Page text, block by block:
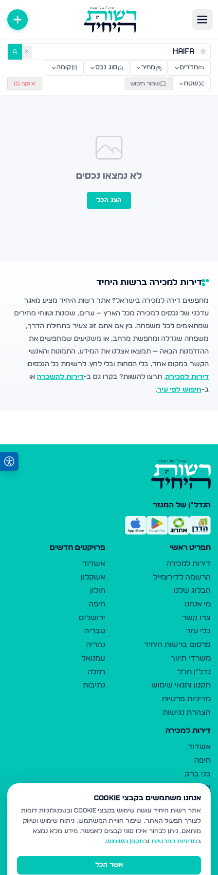
דירות למכירה ולהשכרה — רשות היחיד ✕
חדרים מחיר סוג נכס קומה
שטח שמור חיפוש נקה ( 1
)
לא נמצאו נכסים
הצג הכל
דירות למכירה ברשות היחיד
מחפשים דירה למכירה בישראל? אתר רשות היחיד מציע מאגר
עדכני של נכסים למכירה מכל הארץ — ערים, שכונות וטווחי מחירים
שמתאימים לכל משפחה. בין אם אתם זוג צעיר בתחילת הדרך,
משפחה שגדלה ומחפשת מרחב, או משקיעים שמחפשים את
ההזדמנות הבאה — תמצאו אצלנו את המידע, התמונות והאנשי
הקשר במקום אחד, בלי הסחות ובלי לחץ. לרשימת כל הנכסים:
דירות למכירה. תרצו להשוות? בקרו גם ב-דירות להשכרה או
ב-חיפוש לפי עיר.
הנדל"ן של המגזר
תפריט ראשי
דירות למכירה
הרשמה לדירומייל
הבלוג שלנו
מי אנחנו
צרו קשר
כלי עזר
פרסום ברשות היחיד
משרדי תיווך
נדל"ן חו"ל
תקנון ותנאי שימוש
מדיניות פרטיות
הצהרת נגישות
פרויקטים חדשים
אשדוד
אשקלון
חולון
חיפה
ירושלים
טבריה
נהריה
עמנואל
רמלה
נתיבות
דירות למכירה
אשדוד
חיפה
בני ברק
ירושלים
אלעד
גבעת זאב
בית שמש
רכסים
מודיעין עילית
אנחנו משתמשים בקבצי Cookie
אתר רשות היחיד עושה שימוש בקבצי Cookie ובטכנולוגיות דומות
לצורך תפעול האתר, שיפור חוויית המשתמש, ניתוח שימוש ושיווק
מותאם. ניתן לבחור אילו סוגי קבצים לאפשר. מידע מלא נמצא
במדיניות הפרטיות ובתקנון השימוש.
אשר הכל